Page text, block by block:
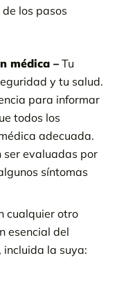
los pasos
médica –Tu
y tu salud.
para informar
todos los
adecuada.
ser evaluadas por
síntomas
cualquier otro
esencial del
incluida la suya: